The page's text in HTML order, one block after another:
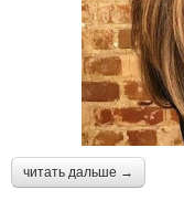
читать дальше →